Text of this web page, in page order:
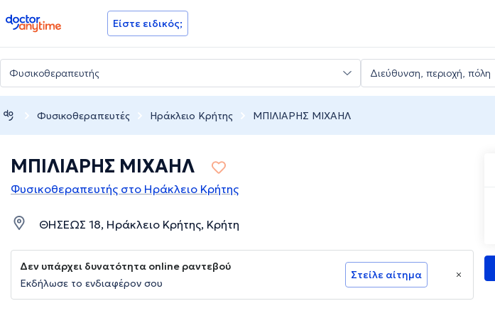
doctoranytime Είστε ειδικός;
Φυσικοθεραπευτές Ηράκλειο Κρήτης ΜΠΙΛΙΑΡΗΣ ΜΙΧΑΗΛ
ΜΠΙΛΙΑΡΗΣ ΜΙΧΑΗΛ
Φυσικοθεραπευτής στο Ηράκλειο Κρήτης
ΘΗΣΕΩΣ 18, Ηράκλειο Κρήτης, Κρήτη
Δεν υπάρχει δυνατότητα online ραντεβού
Εκδήλωσε το ενδιαφέρον σου
Στείλε αίτημα